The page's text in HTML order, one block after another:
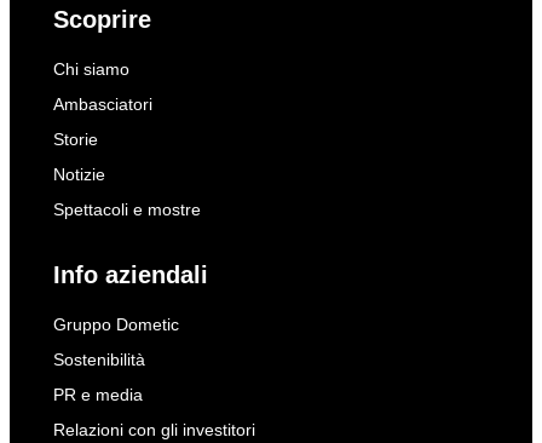
Scoprire
Chi siamo
Ambasciatori
Storie
Notizie
Spettacoli e mostre
Info aziendali
Gruppo Dometic
Sostenibilità
PR e media
Relazioni con gli investitori